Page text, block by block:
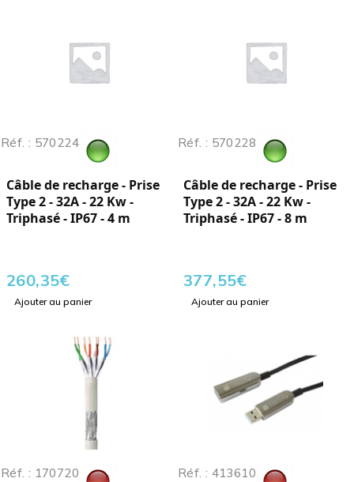
Réf. : 570224
Câble de recharge - Prise
Type 2 - 32A - 22 Kw -
Triphasé - IP67 - 4 m
260,35€
Ajouter au panier
Réf. : 570228
Câble de recharge - Prise
Type 2 - 32A - 22 Kw -
Triphasé - IP67 - 8 m
377,55€
Ajouter au panier
Réf. : 170720 Réf. : 413610